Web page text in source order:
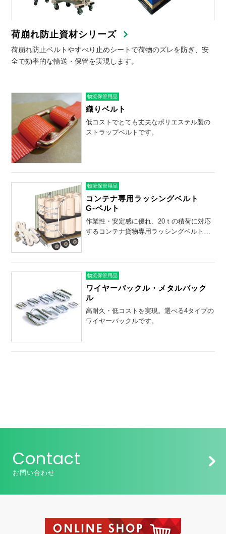
荷崩れ防止資材シリーズ
荷崩れ防止ベルトやすべり止めシートで荷物のズレを防ぎ、安
全で効率的な輸送・保管を実現します。
物流保管用品
織りベルト
低コストでとても丈夫なポリエステル製の
ストラップベルトです。
物流保管用品
コンテナ専用ラッシングベルト
G-ベルト
作業性・安定感に優れ、20ｔの積荷に対応
するコンテナ貨物専用ラッシングベルトで
物流保管用品
ワイヤーバックル・メタルバック
ル
高耐久・低コストを実現。選べる4タイプの
ワイヤーバックルです。
Contact
お問い合わせ